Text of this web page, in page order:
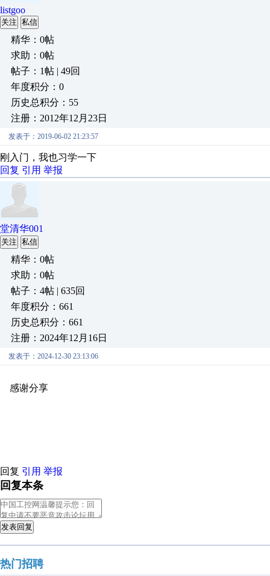
listgoo
关注 私信
精华：0帖
求助：0帖
帖子：1帖 | 49回
年度积分：0
历史总积分：55
注册：2012年12月23日
发表于：2019-06-02 21:23:57
刚入门，我也习学一下
回复 引用 举报
堂清华001
关注 私信
精华：0帖
求助：0帖
帖子：4帖 | 635回
年度积分：661
历史总积分：661
注册：2024年12月16日
发表于：2024-12-30 23:13:06
感谢分享
回复 引用 举报
回复本条
发表回复
热门招聘